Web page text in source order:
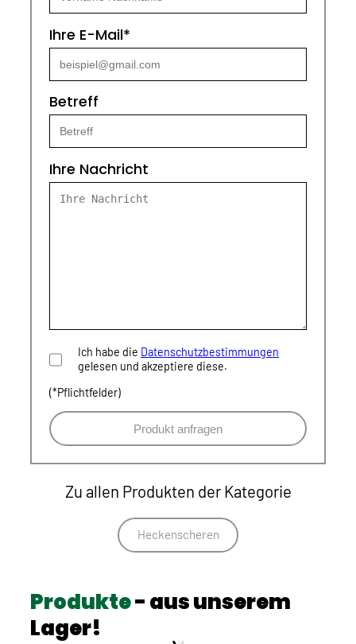
Ihre E-Mail*
Betreff
Ihre Nachricht
Ich habe die Datenschutzbestimmungen
gelesen und akzeptiere diese.
(*Pflichtfelder)
Zu allen Produkten der Kategorie
Heckenscheren
Produkte- aus unserem
Lager!